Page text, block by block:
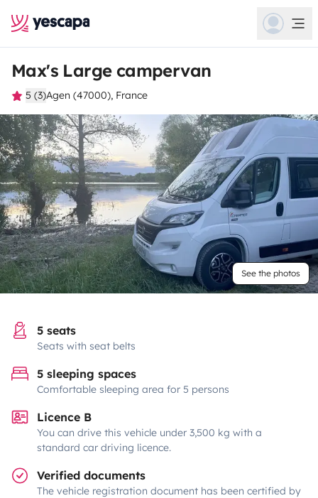
Max's Large campervan
5 (3)Agen (47000), France
See the photos
5 seats
Seats with seat belts
5 sleeping spaces
Comfortable sleeping area for 5 persons
Licence B
You can drive this vehicle under 3,500 kg with a
standard car driving licence.
Verified documents
The vehicle registration document has been certified by